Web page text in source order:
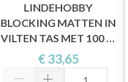
LINDEHOBBY
BLOCKING MATTEN IN
VILTEN TAS MET 100 T-
PINNEN, ROZE
€ 33,65